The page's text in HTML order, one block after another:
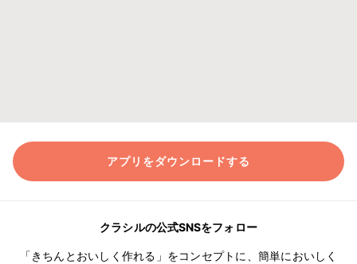
アプリをダウンロードする
クラシルの公式SNSをフォロー
「きちんとおいしく作れる」をコンセプトに、簡単においしく